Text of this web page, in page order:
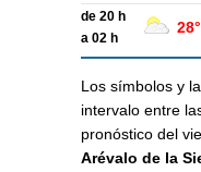
de 20 h
a 02 h
28°
Los símbolos y
intervalo entre
pronóstico del
Arévalo de la